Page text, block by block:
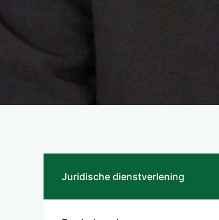
Juridische dienstverlening